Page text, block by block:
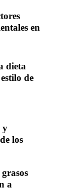
en
dieta
de
y
los
a